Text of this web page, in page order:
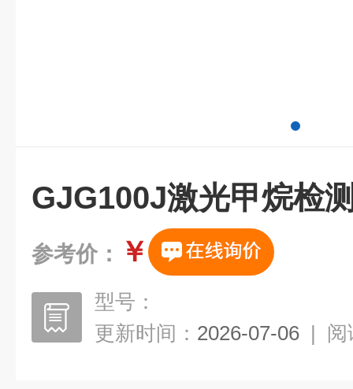
GJG100J激光甲烷检
参考价： ￥
型号：
更新时间： 2026-07-06 | 阅